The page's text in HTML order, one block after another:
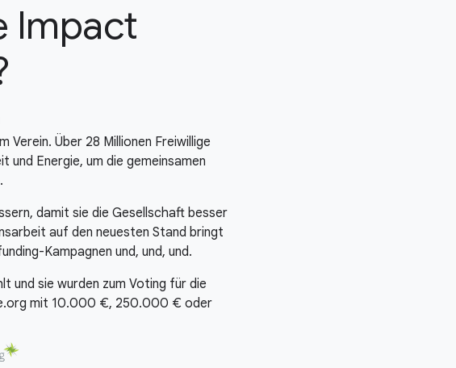
Impact
Verein. Über 28 Millionen Freiwillige
und Energie, um die gemeinsamen
damit sie die Gesellschaft besser
auf den neuesten Stand bringt
Kampagnen und, und, und.
und sie wurden zum Voting für die
mit 10.000 €, 250.000 € oder